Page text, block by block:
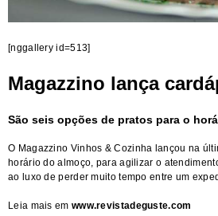
[nggallery id=513]
Magazzino lança
São seis opções de pratos para o
O Magazzino Vinhos & Cozinha lançou na
horário do almoço, para agilizar o
ao luxo de perder muito tempo entre um
Leia mais em www.revistadeguste.com